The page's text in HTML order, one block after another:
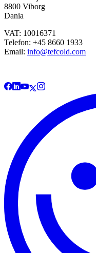
8800 Viborg
Dania
VAT: 10016371
Telefon: +45 8660 1933
Email: info@tefcold.com